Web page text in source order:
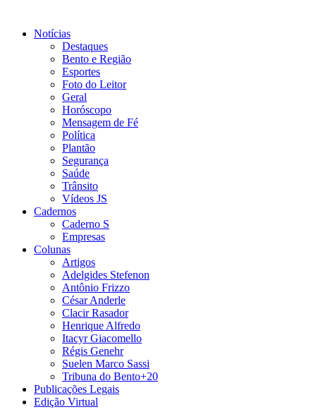
Notícias
Destaques
Bento e Região
Esportes
Foto do Leitor
Geral
Horóscopo
Mensagem de Fé
Política
Plantão
Segurança
Saúde
Trânsito
Vídeos JS
Cadernos
Caderno S
Empresas
Colunas
Artigos
Adelgides Stefenon
Antônio Frizzo
César Anderle
Clacir Rasador
Henrique Alfredo
Itacyr Giacomello
Régis Genehr
Suelen Marco Sassi
Tribuna do Bento+20
Publicações Legais
Edição Virtual